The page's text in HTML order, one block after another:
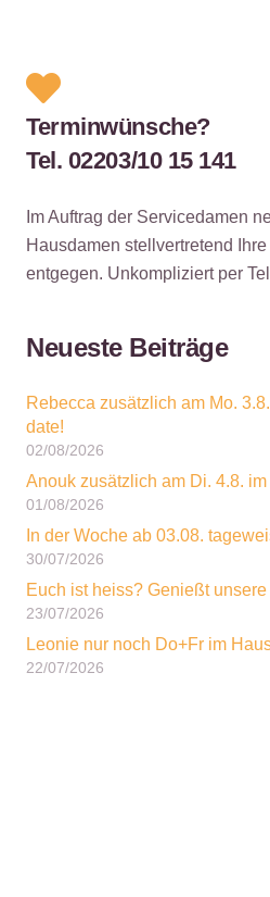
Terminwünsche?
Tel. 02203/10 15 141
Im Auftrag der Servicedamen
Hausdamen stellvertretend
entgegen. Unkompliziert per
Neueste Beiträge
Rebecca zusätzlich am Mo.
date!
02/08/2026
Anouk zusätzlich am Di. 4.8.
01/08/2026
In der Woche ab 03.08.
30/07/2026
Euch ist heiss? Genießt
23/07/2026
Leonie nur noch Do+Fr im
22/07/2026